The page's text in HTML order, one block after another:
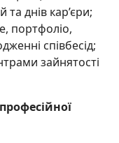
днів кар’єри;
портфоліо,
співбесід;
зайнятості